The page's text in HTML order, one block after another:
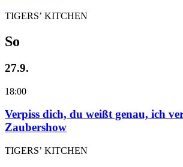
TIGERS’ KITCHEN
So
27.9.
18:00
Verpiss dich, du weißt genau, ich
Zaubershow
TIGERS’ KITCHEN